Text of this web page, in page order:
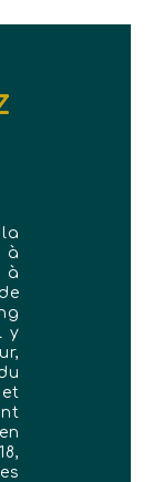
à
à
y